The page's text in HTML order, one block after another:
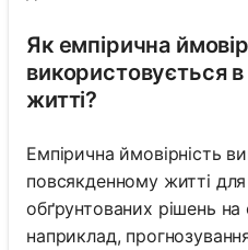
Як емпірична
використовується
житті?
Емпірична ймовірність
повсякденному житті
обґрунтованих рішень на
наприклад,